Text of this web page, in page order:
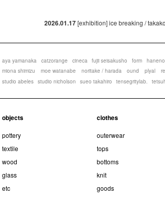
2026.01.17[exhibition] ice breaking /
aya yamanaka catzorange cineca fujii seisakusho form
miona shimizu
moe watanabe noritake / harada ound plyal
studio abeles studio nicholson sueo takahiro tensegritylab.
objects
pottery
textile
wood
glass
etc
clothes
outerwear
tops
bottoms
knit
goods